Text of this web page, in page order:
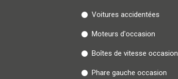
Voitures accidentées
Moteurs d'occasion
Boîtes de vitesse occasion
Phare gauche occasion